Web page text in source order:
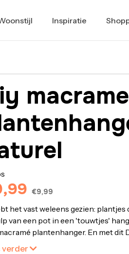
Inspiratie
macrame
€9,99
het vast weleens gezien:
van een pot in een 'touwtjes'
plantenhanger. En met dit
macramé plantenhangers. In het
verder